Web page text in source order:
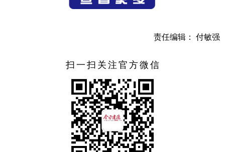
工程研究中心浙江分中心签订了合作协议，我市碳酸钙企业
产造成了不小的冲击。受疫情影响，企业外地员工无法返
岗，产能就跟不上。为此，驻企服务专员马上与相关部门衔
接协调，让外地员工及时坐上返岗专列专巴；梅城镇通过跨
省包车，首批7辆大巴接回贵州省员工168人，为企业解决
了“用工难”问题。而对于天石公司遇到的物流运输等问题，
责任编辑： 付敏强
扫一扫关注官方微信